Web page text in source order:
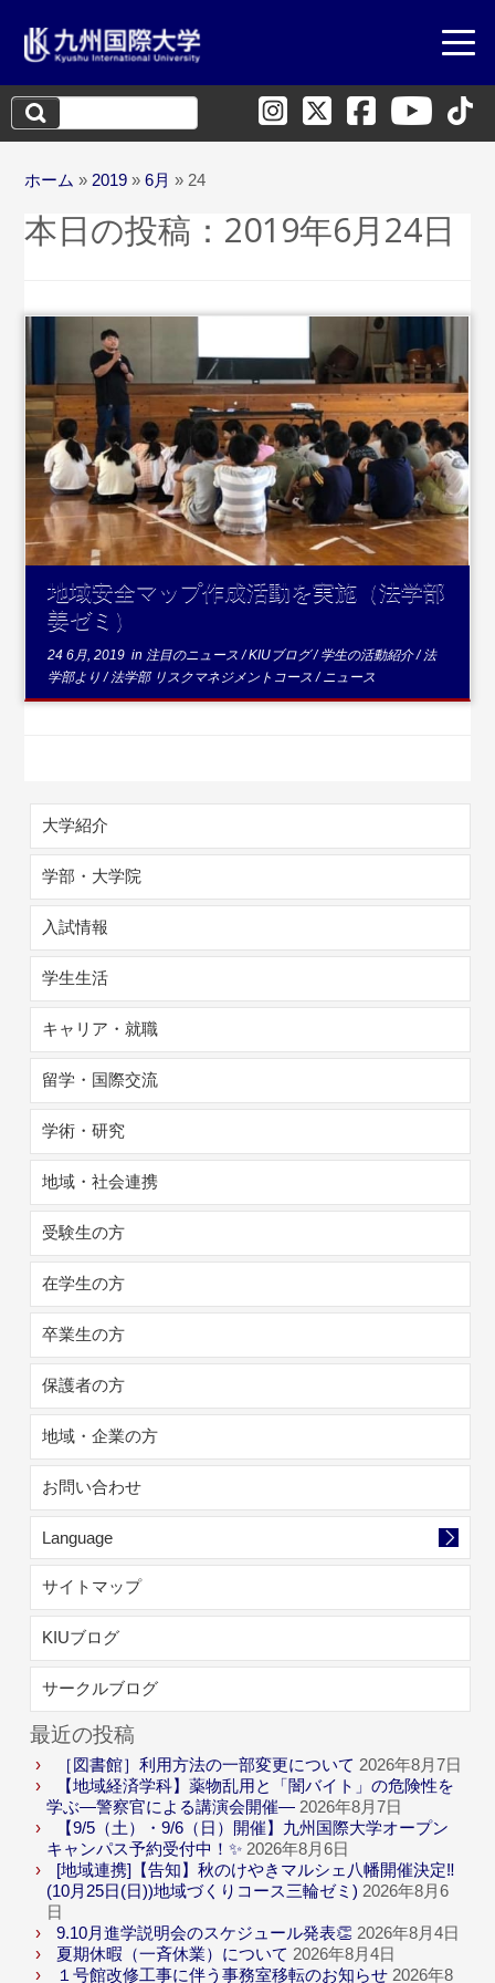
検
索:
ホーム » 2019 » 6月 » 24
本日の投稿： 2019年6月24日
...続きを読む
地域安全マップ作成活動を実施（法学部
姜ゼミ）
24 6月, 2019 in 注目のニュース/KIUブログ/学生の活動紹介/法
学部より/法学部 リスクマネジメントコース/ニュース
大学紹介
学部・大学院
入試情報
学生生活
キャリア・就職
留学・国際交流
学術・研究
地域・社会連携
受験生の方
在学生の方
卒業生の方
保護者の方
地域・企業の方
お問い合わせ
Language
サイトマップ
KIUブログ
サークルブログ
最近の投稿
［図書館］利用方法の一部変更について 2026年8月7日
【地域経済学科】薬物乱用と「闇バイト」の危険性を
学ぶ―警察官による講演会開催― 2026年8月7日
【9/5（土）・9/6（日）開催】九州国際大学オープン
キャンパス予約受付中！✨ 2026年8月6日
[地域連携]【告知】秋のけやきマルシェ八幡開催決定‼
(10月25日(日))地域づくりコース三輪ゼミ) 2026年8月6
日
9.10月進学説明会のスケジュール発表👏 2026年8月4日
夏期休暇（一斉休業）について 2026年8月4日
１号館改修工事に伴う事務室移転のお知らせ 2026年8